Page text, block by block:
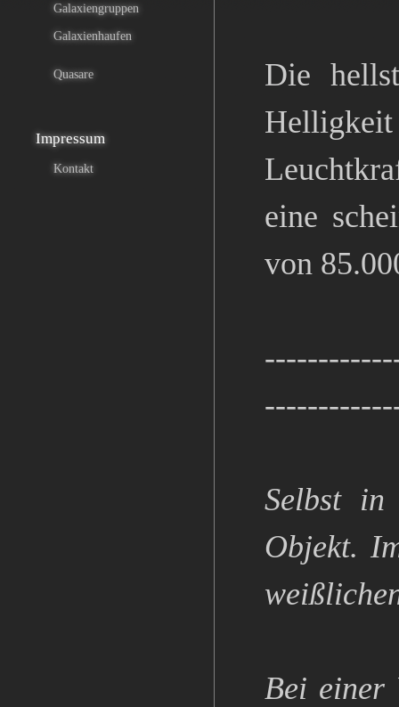
Galaxiengruppen
Galaxienhaufen
Quasare
Impressum
Kontakt
Die
eine
von
Selbst in
Objekt.
Bei einer